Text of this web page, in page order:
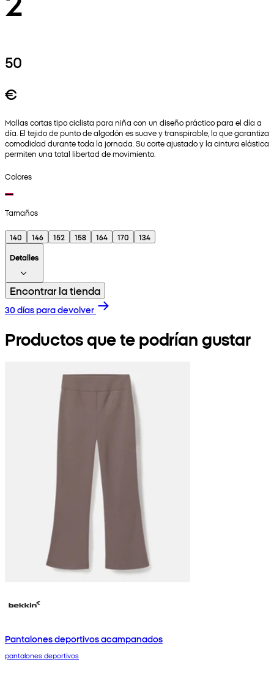
50
€
Mallas cortas tipo ciclista para niña con un diseño práctico para el día a
día. El tejido de punto de algodón es suave y transpirable, lo que garantiza
comodidad durante toda la jornada. Su corte ajustado y la cintura elástica
permiten una total libertad de movimiento.
Colores
Tamaños
140 146 152 158 164 170
134
Detalles
Encontrar la tienda
30 días para devolver
Productos que te podrían gustar
Pantalones deportivos acampanados
pantalones deportivos